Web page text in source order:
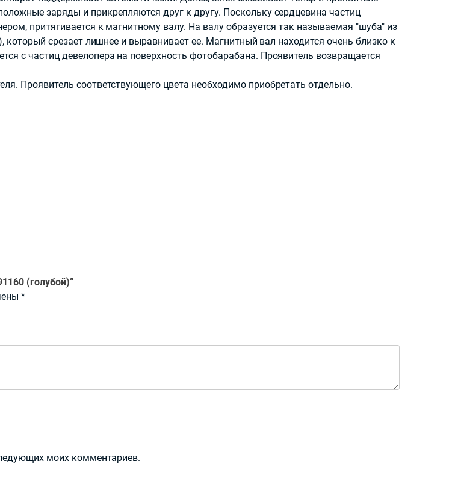
заряды и прикрепляются друг к другу. Поскольку сердцевина частиц
притягивается к магнитному валу. На валу образуется так называемая "шуба" из
который срезает лишнее и выравнивает ее. Магнитный вал находится очень близко к
с частиц девелопера на поверхность фотобарабана. Проявитель возвращается
Проявитель соответствующего цвета необходимо приобретать отдельно.
(голубой)”
*
моих комментариев.